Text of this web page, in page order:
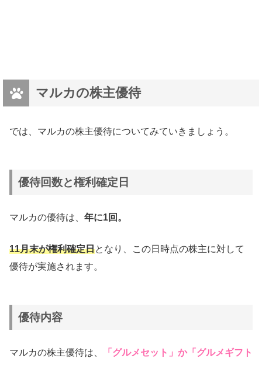
マルカの株主優待
では、マルカの株主優待についてみていきましょう。
優待回数と権利確定日
マルカの優待は、 年に1回。
11月末が権利確定日となり、この日時点の株主に対して
優待が実施されます。
優待内容
マルカの株主優待は、
「グルメセット」か「グルメギフト